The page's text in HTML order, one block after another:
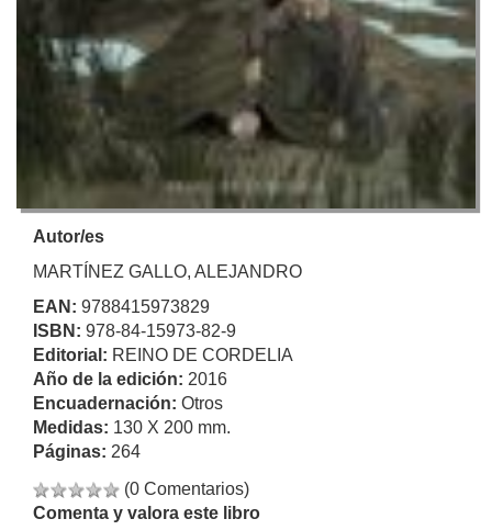
Autor/es
MARTÍNEZ GALLO, ALEJANDRO
EAN: 9788415973829
ISBN: 978-84-15973-82-9
Editorial: REINO DE CORDELIA
Año de la edición: 2016
Encuadernación: Otros
Medidas: 130 X 200 mm.
Páginas: 264
(0 Comentarios)
Comenta y valora este libro